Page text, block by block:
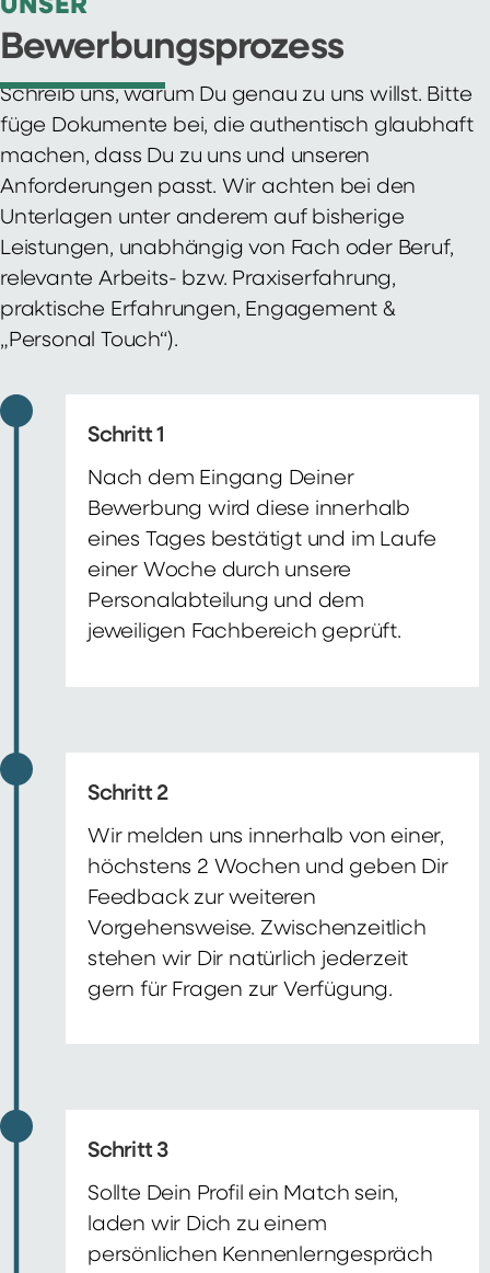
UNSER
Bewerbungsprozess
Schreib uns, warum Du genau zu uns willst. Bitte
füge Dokumente bei, die authentisch glaubhaft
machen, dass Du zu uns und unseren
Anforderungen passt. Wir achten bei den
Unterlagen unter anderem auf bisherige
Leistungen, unabhängig von Fach oder Beruf,
relevante Arbeits- bzw. Praxiserfahrung,
praktische Erfahrungen, Engagement &
„Personal Touch“).
Schritt 1
Nach dem Eingang Deiner
Bewerbung wird diese innerhalb
eines Tages bestätigt und im Laufe
einer Woche durch unsere
Personalabteilung und dem
jeweiligen Fachbereich geprüft.
Schritt 2
Wir melden uns innerhalb von einer,
höchstens 2 Wochen und geben Dir
Feedback zur weiteren
Vorgehensweise. Zwischenzeitlich
stehen wir Dir natürlich jederzeit
gern für Fragen zur Verfügung.
Schritt 3
Sollte Dein Profil ein Match sein,
laden wir Dich zu einem
persönlichen Kennenlerngespräch